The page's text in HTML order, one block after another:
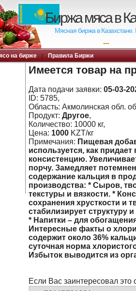
Биржа мяса в
Мясная биржа в
---
на бирже | Правила Биржи
Имеется товар на
Дата подачи заявки: 05-03-
ID: 5785,
Область: Акмолинская обл.
Продукт: Другое,
Количество: 10000 кг,
Цена: 1000 KZT/кг
Примечания: Пищевая
используется, как
консистенцию.
порчу. Замедляет
содержание кальция в
производства: * Сыров,
текстуры и вязкости. *
сохранения хрусткости и
стабилизирует структуру
* Напитки – для
Интересные факты о
содержит около 36%
суточная норма
Избыток выводится из
Если Вас заинтересовал это